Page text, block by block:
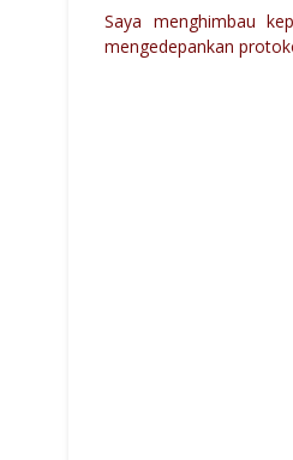
Saya menghimbau
mengedepankan